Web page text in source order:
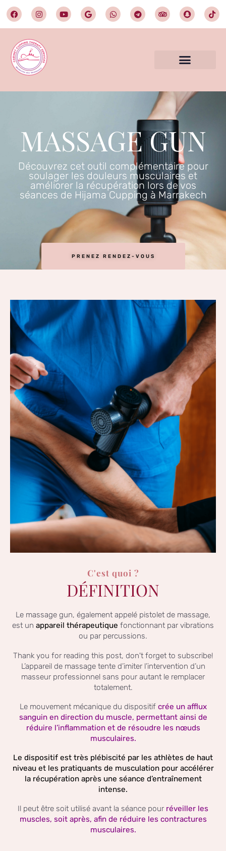
MASSAGE GUN
Découvrez cet outil complémentaire pour
soulager les douleurs musculaires et
améliorer la récupération lors de vos
séances de Hijama Cupping à Marrakech
PRENEZ RENDEZ-VOUS
C'est quoi ?
DÉFINITION
Le massage gun, également appelé pistolet de massage,
est un appareil thérapeutique fonctionnant par vibrations
ou par percussions.
Thank you for reading this post, don't forget to subscribe!
L’appareil de massage tente d’imiter l’intervention d’un
masseur professionnel sans pour autant le remplacer
totalement.
Le mouvement mécanique du dispositif crée un afflux
sanguin en direction du muscle, permettant ainsi de
réduire l’inflammation et de résoudre les nœuds
musculaires.
Le dispositif est très plébiscité par les athlètes de haut
niveau et les pratiquants de musculation pour accélérer
la récupération après une séance d’entraînement
intense.
Il peut être soit utilisé avant la séance pour réveiller les
muscles, soit après, afin de réduire les contractures
musculaires.